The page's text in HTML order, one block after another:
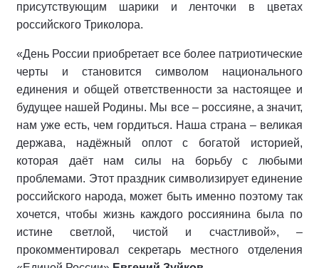
присутствующим шарики и ленточки в цветах
российского Триколора.
«День России приобретает все более патриотические
черты и становится символом национального
единения и общей ответственности за настоящее и
будущее нашей Родины. Мы все – россияне, а значит,
нам уже есть, чем гордиться. Наша страна – великая
держава, надёжный оплот с богатой историей,
которая даёт нам силы на борьбу с любыми
проблемами. Этот праздник символизирует единение
российского народа, может быть именно поэтому так
хочется, чтобы жизнь каждого россиянина была по
истине светлой, чистой и счастливой», –
прокомментировал секретарь местного отделения